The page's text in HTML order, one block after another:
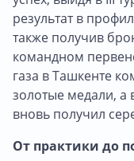
результат в
также получив
командном
газа в Ташкенте
золотые медали, а
вновь получил
От практики до